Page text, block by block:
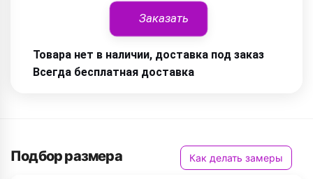
Заказать
Товара нет в наличии, доставка под заказ
Всегда бесплатная доставка
Подбор размера Как делать замеры